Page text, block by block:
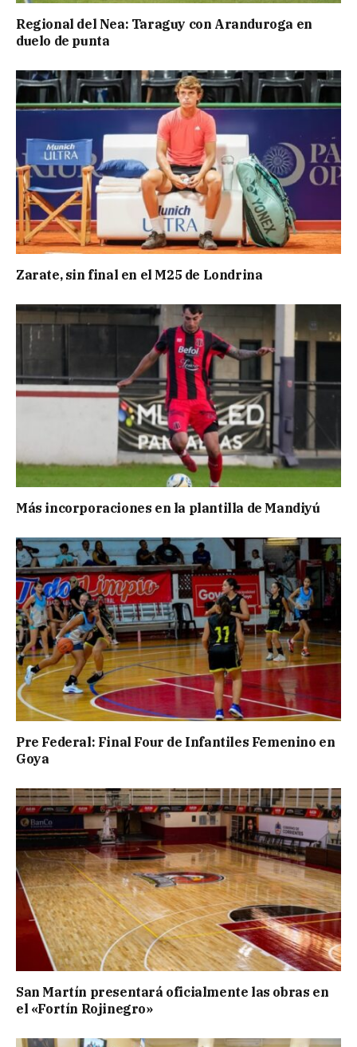
Regional del Nea: Taraguy con Aranduroga en
duelo de punta
Zarate, sin final en el M25 de Londrina
Más incorporaciones en la plantilla de Mandiyú
Pre Federal: Final Four de Infantiles Femenino en
Goya
San Martín presentará oficialmente las obras en
el «Fortín Rojinegro»